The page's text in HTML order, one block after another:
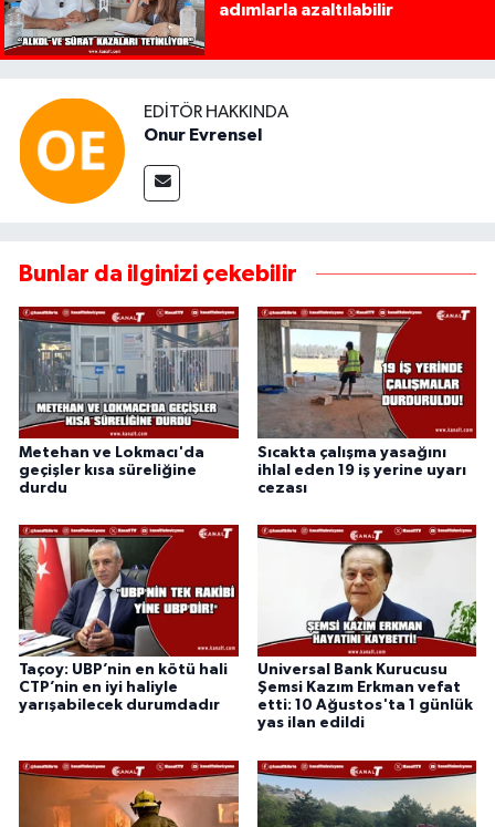
adımlarla azaltılabilir
EDITÖR HAKKINDA
Onur Evrensel
Bunlar da ilginizi çekebilir
Metehan ve Lokmacı'da
geçişler kısa süreliğine
durdu
Sıcakta çalışma yasağını
ihlal eden 19 iş yerine uyarı
cezası
Taçoy: UBP’nin en kötü hali
CTP’nin en iyi haliyle
yarışabilecek durumdadır
Universal Bank Kurucusu
Şemsi Kazım Erkman vefat
etti: 10 Ağustos'ta 1 günlük
yas ilan edildi